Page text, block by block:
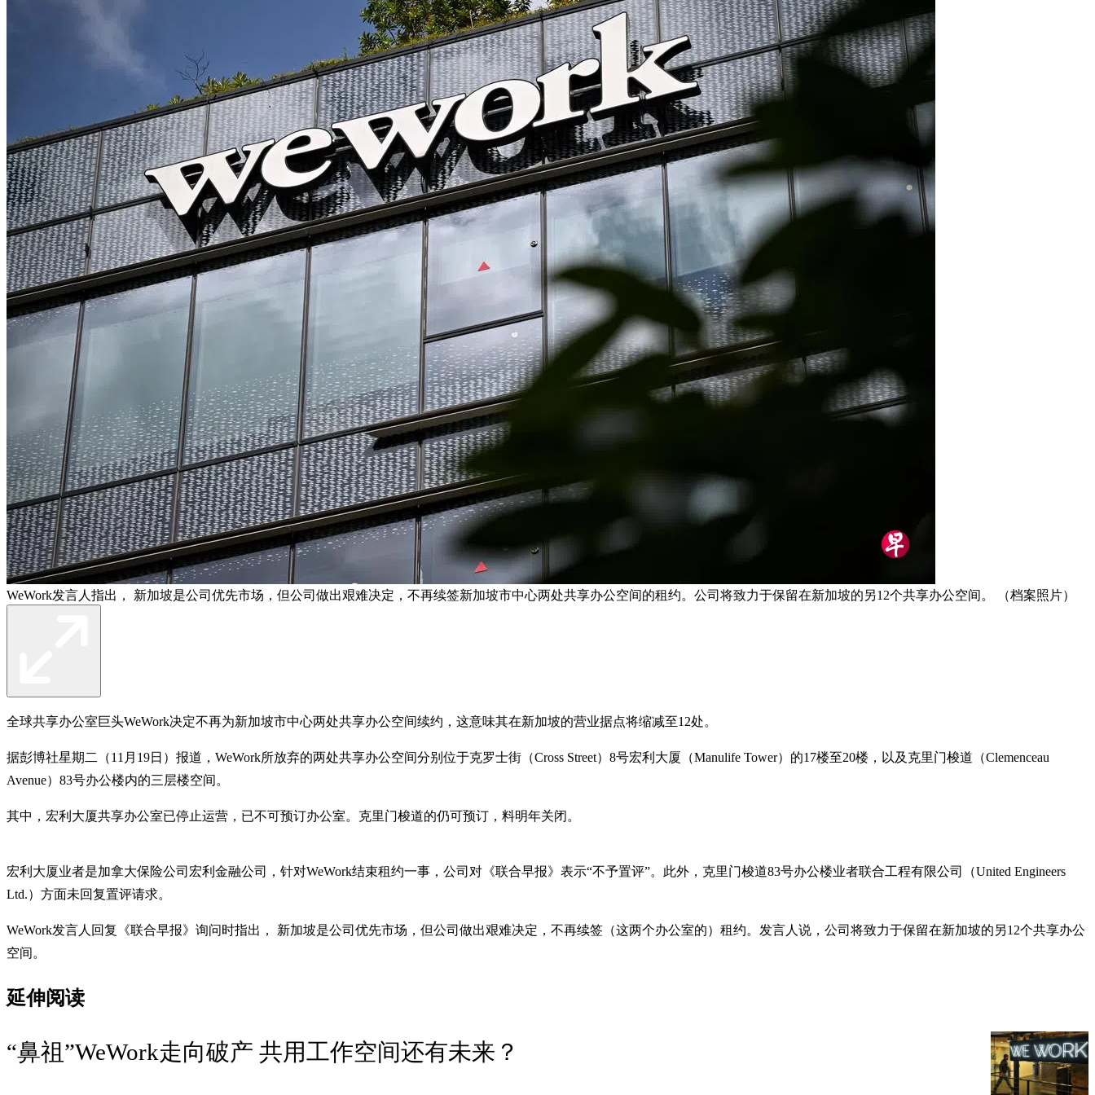
WeWork发言人指出， 新加坡是公司优先市场，但公司做出艰难决定，不再续签新加坡市中心两处共享办公空间的租约。公司将致力于保留在新加坡的另12个共享办公空间。 （档案照片）
全球共享办公室巨头WeWork决定不再为新加坡市中心两处共享办公空间续约，这意味其在新加坡的营业据点将缩减至12处。
据彭博社星期二（11月19日）报道，WeWork所放弃的两处共享办公空间分别位于克罗士街（Cross Street）8号宏利大厦（Manulife Tower）的17楼至20楼，以及克里门梭道（Clemenceau
Avenue）83号办公楼内的三层楼空间。
其中，宏利大厦共享办公室已停止运营，已不可预订办公室。克里门梭道的仍可预订，料明年关闭。
宏利大厦业者是加拿大保险公司宏利金融公司，针对WeWork结束租约一事，公司对《联合早报》表示“不予置评”。此外，克里门梭道83号办公楼业者联合工程有限公司（United Engineers
Ltd.）方面未回复置评请求。
WeWork发言人回复《联合早报》询问时指出， 新加坡是公司优先市场，但公司做出艰难决定，不再续签（这两个办公室的）租约。发言人说，公司将致力于保留在新加坡的另12个共享办公
空间。
延伸阅读
“鼻祖”WeWork走向破产 共用工作空间还有未来？